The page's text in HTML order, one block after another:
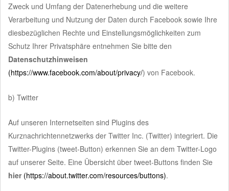
Zweck und Umfang der Datenerhebung und die weitere
Verarbeitung und Nutzung der Daten durch Facebook sowie Ihre
diesbezüglichen Rechte und Einstellungsmöglichkeiten zum
Schutz Ihrer Privatsphäre entnehmen Sie bitte den
Datenschutzhinweisen
(https://www.facebook.com/about/privacy/) von Facebook.
b) Twitter
Auf unseren Internetseiten sind Plugins des
Kurznachrichtennetzwerks der Twitter Inc. (Twitter) integriert. Die
Twitter-Plugins (tweet-Button) erkennen Sie an dem Twitter-Logo
auf unserer Seite. Eine Übersicht über tweet-Buttons finden Sie
hier (https://about.twitter.com/resources/buttons).